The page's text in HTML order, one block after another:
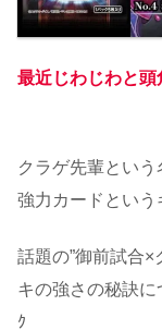
最近じわじわと頭
クラゲ先輩とい
強力カードという
話題の”御前試合×
キの強さの秘訣に
ｸ